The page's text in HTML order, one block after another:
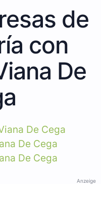
de
con
De
De Cega
De Cega
De Cega
Anzeige